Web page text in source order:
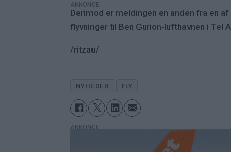
ANNONCE
Derimod er meldingen en anden fra en
flyvninger til Ben Gurion-lufthavnen i Tel
/ritzau/
NYHEDER FLY
ANNONCE